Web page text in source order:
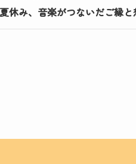
夏休み、音楽がつないだご縁と